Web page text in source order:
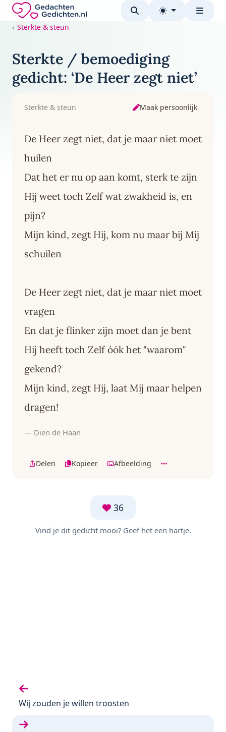
Direct naar de inhoud
Gedachten-Gedichten.nl — naar de homepage
Sterkte & steun
Sterkte / bemoediging
gedicht: ‘De Heer zegt niet’
Sterkte & steun Maak persoonlijk
De Heer zegt niet, dat je maar niet moet
huilen
Dat het er nu op aan komt, sterk te zijn
Hij weet toch Zelf wat zwakheid is, en
pijn?
Mijn kind, zegt Hij, kom nu maar bij Mij
schuilen
De Heer zegt niet, dat je maar niet moet
vragen
En dat je flinker zijn moet dan je bent
Hij heeft toch Zelf óók het "waarom"
gekend?
Mijn kind, zegt Hij, laat Mij maar helpen
dragen!
— Dien de Haan
Delen Kopieer Afbeelding
36
Vind je dit gedicht mooi? Geef het een hartje.
Vorige gedicht:
Wij zouden je willen troosten